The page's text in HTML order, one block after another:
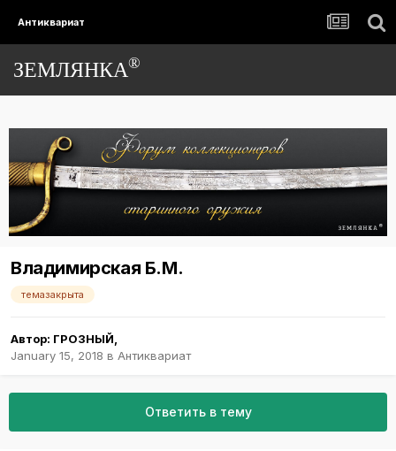
Антиквариат
ЗЕМЛЯНКА®
Владимирская Б.М.
темазакрыта
Автор: ГРОЗНЫЙ
January 15, 2018 в Антиквариат
Ответить в тему